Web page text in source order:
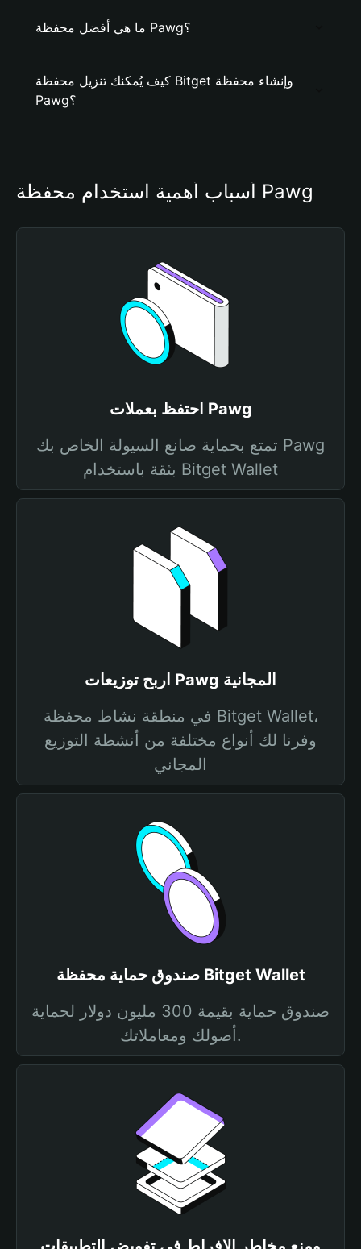
ما هي أفضل محفظة Pawg؟
كيف يُمكنك تنزيل محفظة Bitget وإنشاء محفظة
Pawg؟
أسباب أهمية استخدام محفظة Pawg
احتفظ بعملات Pawg
تمتع بحماية صانع السيولة الخاص بك Pawg
بثقة باستخدام Bitget Wallet
اربح توزيعات Pawg المجانية
في منطقة نشاط محفظة Bitget Wallet،
وفرنا لك أنواع مختلفة من أنشطة التوزيع
المجاني
صندوق حماية محفظة Bitget Wallet
صندوق حماية بقيمة 300 مليون دولار لحماية
أصولك ومعاملاتك.